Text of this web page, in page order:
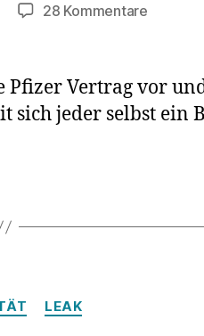
28 Kommentarezu
Blick
auf
Pfizer Vertrag vor
sich jeder selbst ein
Kategorien
LEAK